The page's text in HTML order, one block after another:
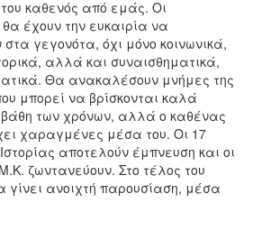
καθενός από εμάς. Οι
έχουν την ευκαιρία να
γεγονότα, όχι μόνο κοινωνικά,
αλλά και συναισθηματικά,
Θα ανακαλέσουν μνήμες της
μπορεί να βρίσκονται καλά
των χρόνων, αλλά ο καθένας
χαραγμένες μέσα του. Οι 17
αποτελούν έμπνευση και οι
ζωντανεύουν. Στο τέλος του
γίνει ανοιχτή παρουσίαση, μέσα